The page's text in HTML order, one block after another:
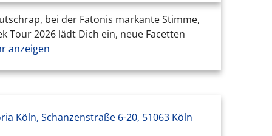
bei der Fatonis markante Stimme,
Tour 2026 lädt Dich ein, neue Facetten
anzeigen
Köln, Schanzenstraße 6-20, 51063 Köln